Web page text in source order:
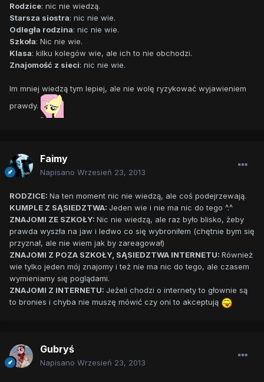
Rodzice: nic nie wiedzą.
Starsza siostra: nic nie wie.
Odległa rodzina: nic nie wie.
Szkoła: Nic nie wie.
Klasa: kilku kolegów wie, ale ich to nie obchodzi.
Znajomość z sieci: nic nie wie.
Im mniej wiedzą tym lepiej, ale nie wolę ryzykować wyjawieniem
prawdy.
Faimy
Napisano Wrzesień 23, 2013
RODZICE: Na ten moment nic nie wiedzą, ale coś podejrzewają.
KUMPLE Z SĄSIEDZTWA: Jeden wie i nie ma nic do tego ^.^
ZNAJOMI ZE SZKOŁY: Nic nie wiedzą, ale raz było blisko, żeby
prawda wyszła na jaw i ledwo co się wybroniłem (chętnie bym się
przyznał, ale nie wiem jak by zareagował)
ZNAJOMI Z POZA SZKOŁY, SĄSIEDZTWA INTERNETU: Również
wie tylko jeden mój znajomy i też nie ma nic do tego, ale czasem
wymieniamy się poglądami.
ZNAJOMI Z INTERNETU: Jeżeli chodzi o internety to głownie są
to bronies i chyba nie muszę mówić czy oni to akceptują
Gubryś
Napisano Wrzesień 23, 2013